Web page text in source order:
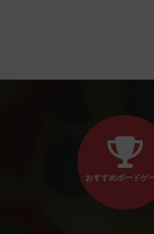
おすすめボードゲ